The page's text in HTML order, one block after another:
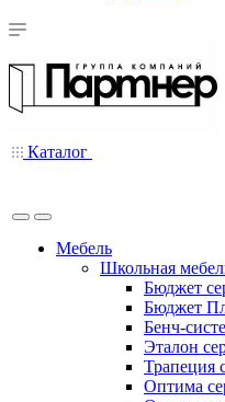
Каталог
Мебель
Школьная
Бюджет
Бюджет
Бенч-
Эталон
Трапеция
Оптима